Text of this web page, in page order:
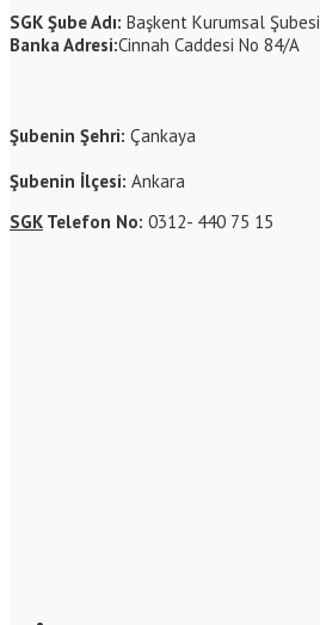
SGK Şube Adı: Başkent Kurumsal Şubesi
Banka Adresi:Cinnah Caddesi No 84/A
Şubenin Şehri: Çankaya
Şubenin İlçesi: Ankara
SGK Telefon No: 0312- 440 75 15